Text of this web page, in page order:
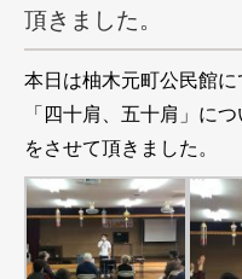
頂きました。
本日は柚木元町公民館
「四十肩、五十肩」に
をさせて頂きました。